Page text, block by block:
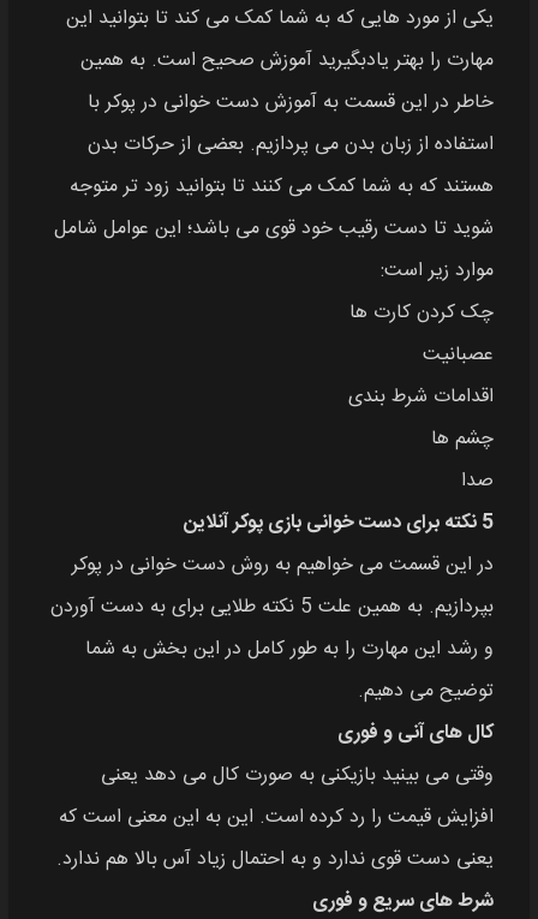
یکی از مورد هایی که به شما کمک می کند تا بتوانید این
مهارت را بهتر یادبگیرید آموزش صحیح است. به همین
خاطر در این قسمت به آموزش دست خوانی در پوکر با
استفاده از زبان بدن می پردازیم. بعضی از حرکات بدن
هستند که به شما کمک می کنند تا بتوانید زود تر متوجه
شوید تا دست رقیب خود قوی می باشد؛ این عوامل شامل
موارد زیر است:
چک کردن کارت ها
عصبانیت
اقدامات شرط بندی
چشم ها
صدا
5 نکته برای دست خوانی بازی پوکر آنلاین
در این قسمت می خواهیم به روش دست خوانی در پوکر
بپردازیم. به همین علت 5 نکته طلایی برای به دست آوردن
و رشد این مهارت را به طور کامل در این بخش به شما
توضیح می دهیم.
کال های آنی و فوری
وقتی می بینید بازیکنی به صورت کال می دهد یعنی
افزایش قیمت را رد کرده است. این به این معنی است که
یعنی دست قوی ندارد و به احتمال زیاد آس بالا هم ندارد.
شرط های سریع و فوری